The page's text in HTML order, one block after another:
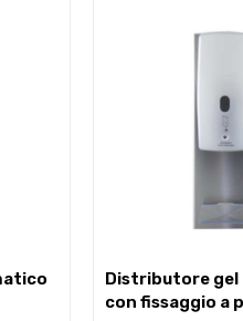
distributore gel automatico
con fissaggio a